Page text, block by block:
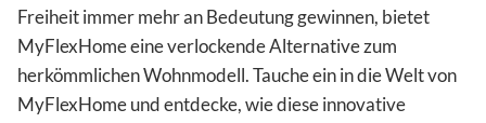
Freiheit immer mehr an Bedeutung gewinnen, bietet
MyFlexHome eine verlockende Alternative zum
herkömmlichen Wohnmodell. Tauche ein in die Welt von
MyFlexHome und entdecke, wie diese innovative